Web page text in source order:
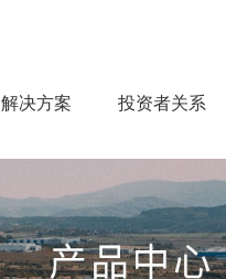
解决方案 投资者关系